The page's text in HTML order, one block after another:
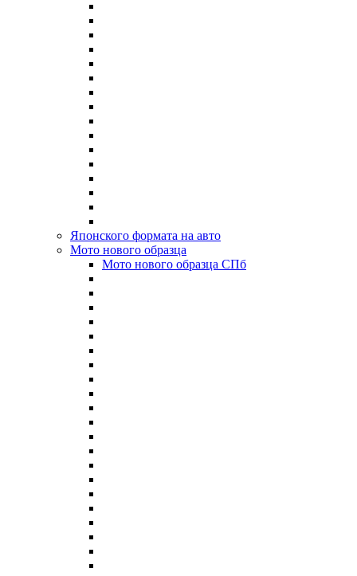
Японского формата на авто
Мото нового образца
Мото нового образца СПб